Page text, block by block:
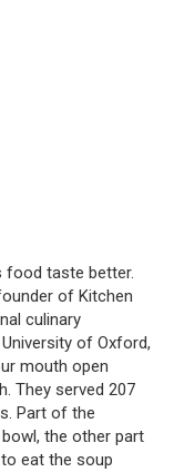
food taste better.
of Kitchen
culinary
of Oxford,
mouth open
They served 207
Part of the
the other part
eat the soup